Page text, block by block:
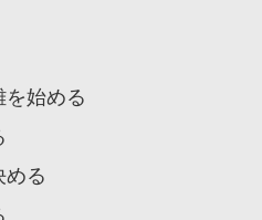
始める
める